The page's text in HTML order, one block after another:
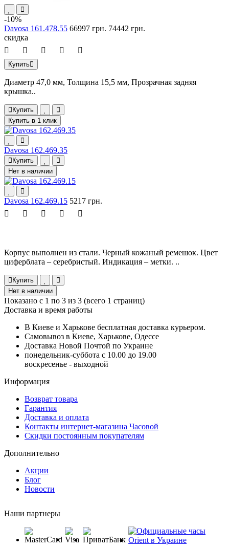
-10%
Davosa 161.478.55 66997 грн. 74442 грн.
скидка
Купить
Диаметр 47,0 мм, Толщина 15,5 мм, Прозрачная задняя
крышка..
Купить
Купить в 1 клик
Davosa 162.469.35
Купить
Нет в наличии
Davosa 162.469.15 5217 грн.
Корпус выполнен из стали. Черный кожаный ремешок. Цвет
циферблата – серебристый. Индикация – метки. ..
Купить
Нет в наличии
Показано с 1 по 3 из 3 (всего 1 страниц)
Доставка и время работы
В Киеве и Харькове бесплатная доставка курьером.
Самовывоз в Киеве, Харькове, Одессе
Доставка Новой Почтой по Украине
понедельник-суббота с 10.00 до 19.00
воскресенье - выходной
Информация
Возврат товара
Гарантия
Доставка и оплата
Контакты интернет-магазина Часовой
Скидки постоянным покупателям
Дополнительно
Акции
Блог
Новости
Наши партнеры